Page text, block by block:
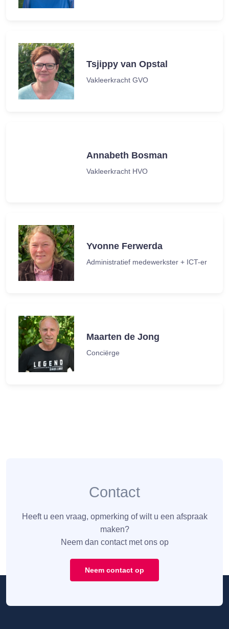
Tsjippy van Opstal
Vakleerkracht GVO
Annabeth Bosman
Vakleerkracht HVO
Yvonne Ferwerda
Administratief medewerkster + ICT-er
Maarten de Jong
Conciërge
Contact
Heeft u een vraag, opmerking of wilt u een afspraak
maken?
Neem dan contact met ons op
Neem contact op